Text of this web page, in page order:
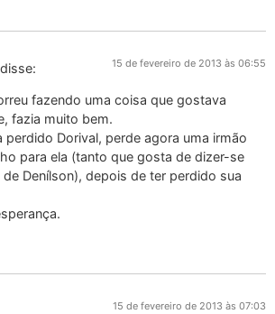
disse: 15 de fevereiro de 2013 às 06:55
fazendo uma coisa que gostava
fazia muito bem.
perdido Dorival, perde agora uma irmão
para ela (tanto que gosta de dizer-se
Denílson), depois de ter perdido sua
15 de fevereiro de 2013 às 07:03